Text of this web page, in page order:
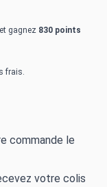
gagnez 830 points
frais.
commande le
votre colis